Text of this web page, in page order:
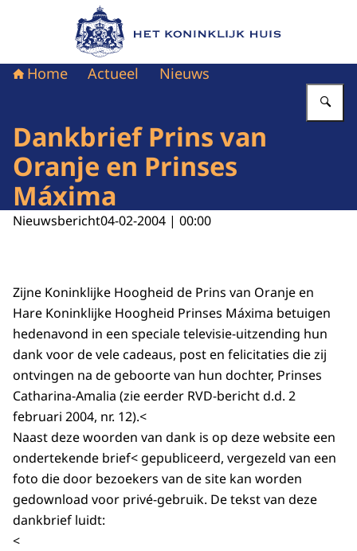
Naar de homepage van Het Koninklijk Huis
Home Actueel Nieuws
Dankbrief Prins van
Oranje en Prinses
Máxima
Nieuwsbericht04-02-2004 | 00:00
Zijne Koninklijke Hoogheid de Prins van Oranje en
Hare Koninklijke Hoogheid Prinses Máxima betuigen
hedenavond in een speciale televisie-uitzending hun
dank voor de vele cadeaus, post en felicitaties die zij
ontvingen na de geboorte van hun dochter, Prinses
Catharina-Amalia (zie eerder RVD-bericht d.d. 2
februari 2004, nr. 12).<
Naast deze woorden van dank is op deze website een
ondertekende brief< gepubliceerd, vergezeld van een
foto die door bezoekers van de site kan worden
gedownload voor privé-gebruik. De tekst van deze
dankbrief luidt:
<